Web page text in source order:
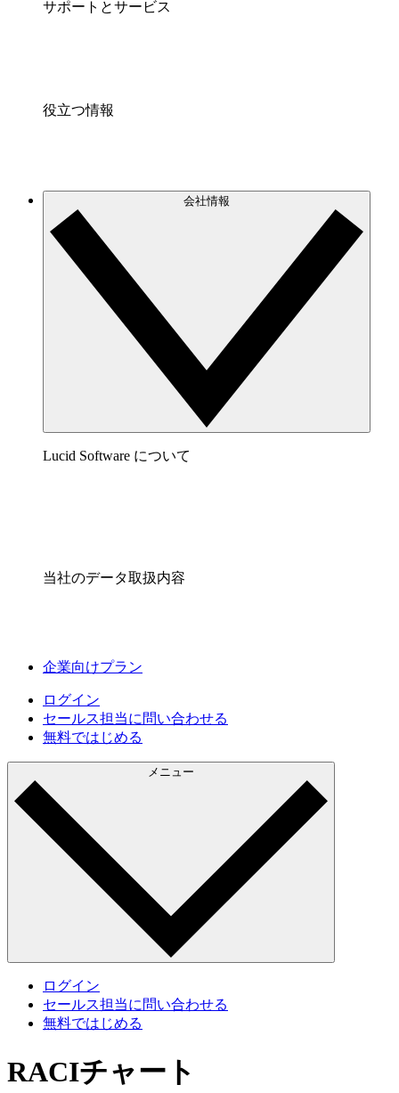
サポートとサービス
役立つ情報
会社情報
Lucid Software について
当社のデータ取扱内容
企業向けプラン
ログイン
セールス担当に問い合わせる
無料ではじめる
メニュー
ログイン
セールス担当に問い合わせる
無料ではじめる
RACIチャート